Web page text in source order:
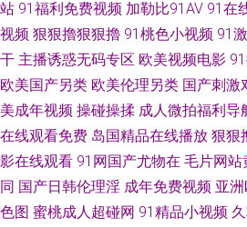
站 91福利免费视频 加勒比91AV 91在
视频 狠狠擼狠狠擼 91桃色小视频 91
干 主播诱惑无码专区 欧美视频电影
欧美国产另类 欧美伦理另类 国产刺激
美成年视频 操碰操揉 成人微拍福利导
在线观看免费 岛国精品在线播放 狠狠
影在线观看 91网国产尤物在 毛片网站
同 国产日韩伦理淫 成年免费视频 亚
色图 蜜桃成人超碰网 91精品小视频